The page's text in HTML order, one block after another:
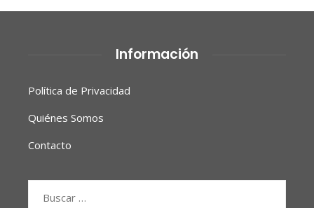
Información
Política de Privacidad
Quiénes Somos
Contacto